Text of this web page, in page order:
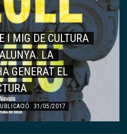
CENTRE DE
15/05/2017